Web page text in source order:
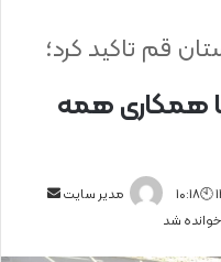
همكاری همه
قم تاکید کرد؛
مدیر سایت